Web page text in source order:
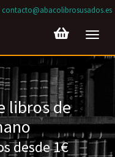
contacto@abacolibrosusados.es
libros de
desde 1€